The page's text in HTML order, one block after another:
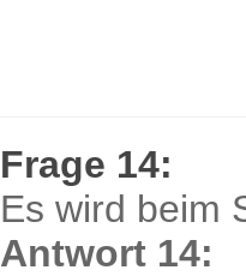
Frage 14:
Es wird beim
Antwort 14: